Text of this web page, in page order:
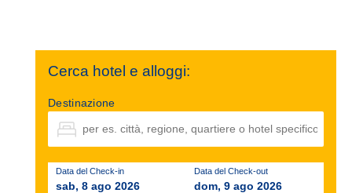
Cerca hotel e alloggi:
Destinazione
Data del Check-in
sab, 8 ago 2026
Data del Check-out
dom, 9 ago 2026